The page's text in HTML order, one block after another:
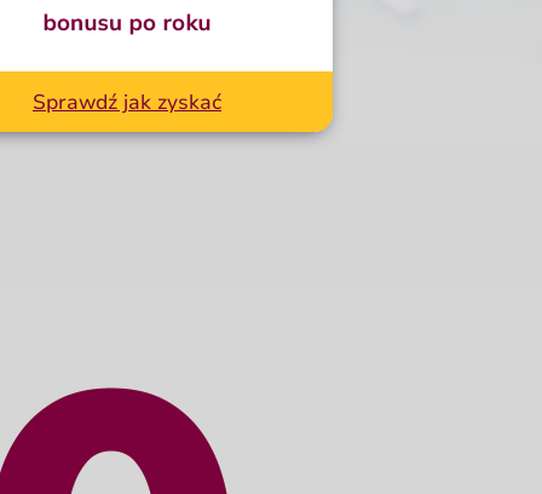
zł bonusu po roku
Sprawdź jak zyskać